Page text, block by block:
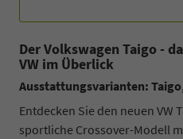
Der Volkswagen Taigo -
VW im Überlick
Ausstattungsvarianten:
Entdecken Sie den neuen VW
sportliche Crossover-Modell